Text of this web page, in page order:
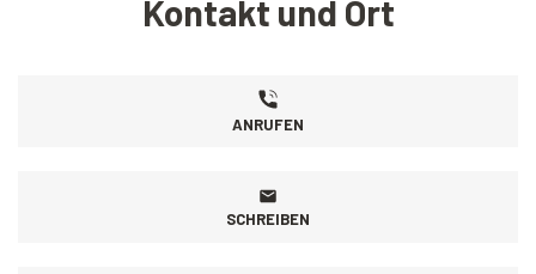
Kontakt und Ort
ANRUFEN
SCHREIBEN